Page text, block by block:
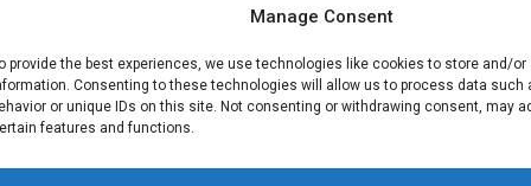
Manage Consent
provide the best experiences, we use technologies like cookies to store and/
Consenting to these technologies will allow us to process data such
or unique IDs on this site. Not consenting or withdrawing consent, may
features and functions.